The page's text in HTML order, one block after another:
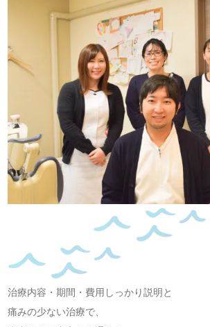
治療内容・期間・費用しっかり説明と
痛みの少ない治療で、